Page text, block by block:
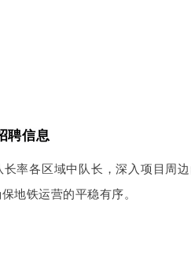
聘信息
率各区域中队长，深入项目周
地铁运营的平稳有序。